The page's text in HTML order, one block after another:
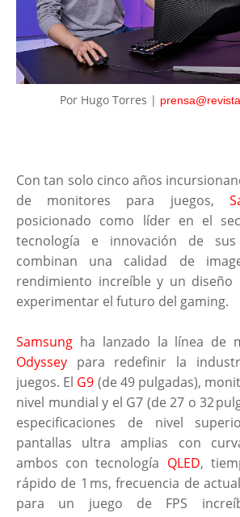
Por Hugo Torres |
Con tan solo cinco años
de monitores para juegos,
posicionado como líder en el
tecnología e innovación de
combinan una calidad de
rendimiento increíble y un diseño
experimentar el futuro del gaming.
Samsung ha lanzado la línea de
Odyssey para redefinir la
juegos. El G9 (de 49 pulgadas),
nivel mundial y el G7 (de 27 o 32
especificaciones de nivel
pantallas ultra amplias con
ambos con tecnología QLED,
rápido de 1 ms, frecuencia de
para un juego de FPS